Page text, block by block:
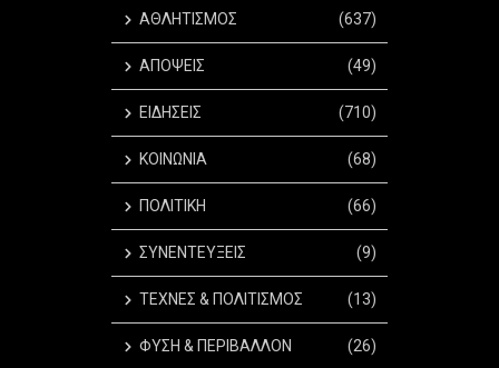
ΑΘΛΗΤΙΣΜΟΣ (637)
ΑΠΟΨΕΙΣ (49)
ΕΙΔΗΣΕΙΣ (710)
ΚΟΙΝΩΝΙΑ (68)
ΠΟΛΙΤΙΚΗ (66)
ΣΥΝΕΝΤΕΥΞΕΙΣ (9)
ΤΕΧΝΕΣ & ΠΟΛΙΤΙΣΜΟΣ (13)
ΦΥΣΗ & ΠΕΡΙΒΑΛΛΟΝ (26)